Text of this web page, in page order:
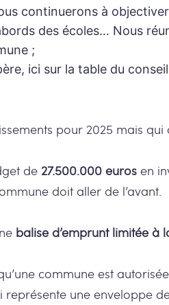
continuerons à
des écoles… Nous
;
ici sur la table du
pour 2025 mais
de 27.500.000 euros en
doit aller de l’avant.
balise d’emprunt limitée à
commune est
une enveloppe